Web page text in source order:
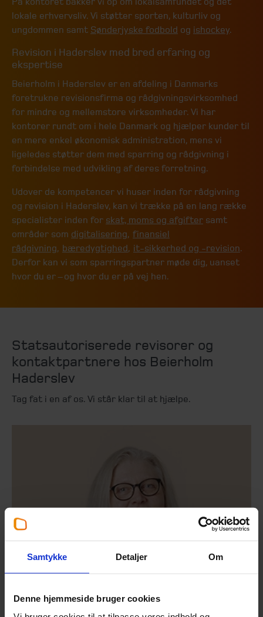
Samtykke Detaljer Om
Denne hjemmeside bruger cookies
lokale erhvervsliv. Vi støtter sporten, kulturliv og
ungdommen samt Sønderjyske fodbold og ishockey.
Revision i Haderslev med bred erfaring og
ekspertise
Beierholm i Haderslev er en afdeling i Danmarks
foretrukne revisionsfirma og rådgivningsvirksomhed
for mindre og mellemstore virksomheder. Vi har
kontorer rundt om i hele Danmark og hjælper kunder til
en mere enkel økonomisk administration, mens vi
ligeledes støtter dem med sparring og rådgivning i
forbindelse med udvikling af deres forretning.
Udover de kompetencer vi huser inden for rådgivning
og revision i Haderslev, kan vi trække på en lang række
specialister inden for skat, moms og afgifter samt
områder som digitalisering, finansiel
rådgivning, bæredygtighed, it-sikkerhed og -revision.
Derfor kan vi som sparringspartner møde dig, uanset
hvor du er – og hvor du er på vej hen.
Statsautoriserede revisorer og
kontaktpartnere hos Beierholm
Haderslev
Tag fat i en af os. Vi står klar til at hjælpe.